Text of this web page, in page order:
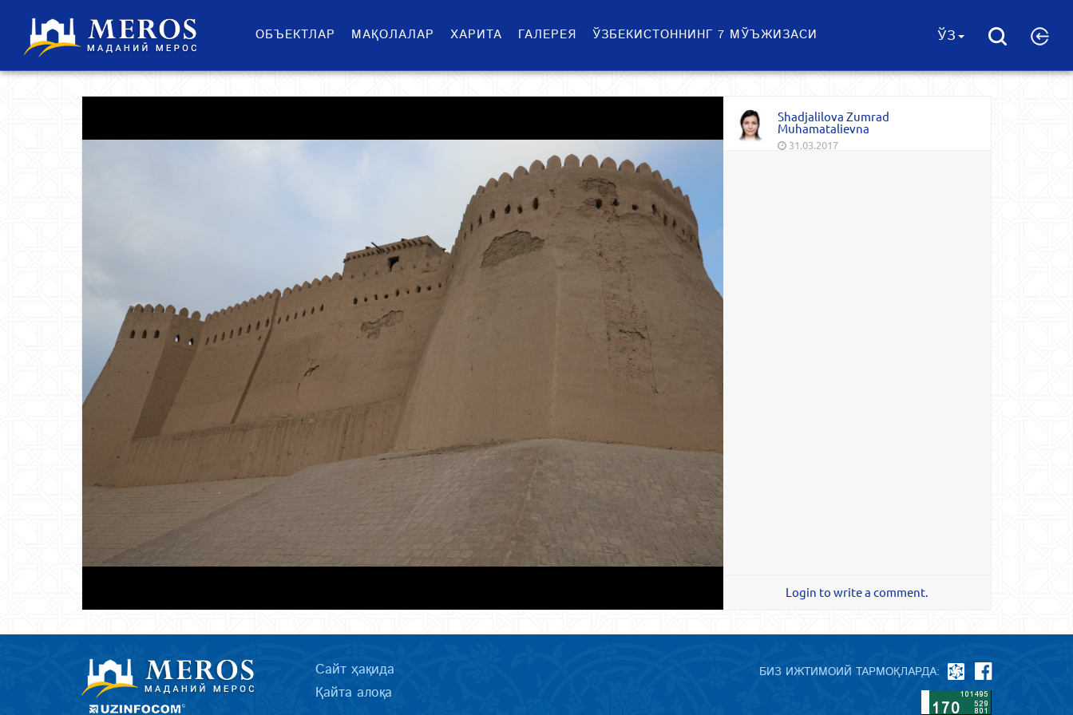
ОБЪЕКТЛАР МАҚОЛАЛАР ХАРИТА ГАЛЕРЕЯ ЎЗБЕКИСТОННИНГ 7 МЎЪЖИЗАСИ ЎЗ
Shadjalilova Zumrad
Muhamatalievna
31.03.2017
Login to write a comment.
Сайт ҳақида
Қайта алоқа
БИЗ ИЖТИМОИЙ ТАРМОҚЛАРДА: